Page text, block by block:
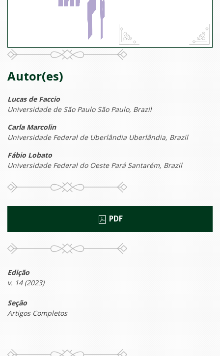
Autor(es)
Lucas de Faccio
Universidade de São Paulo São Paulo, Brazil
Carla Marcolin
Universidade Federal de Uberlândia Uberlândia, Brazil
Fábio Lobato
Universidade Federal do Oeste Pará Santarém, Brazil
PDF
Edição
v. 14 (2023)
Seção
Artigos Completos